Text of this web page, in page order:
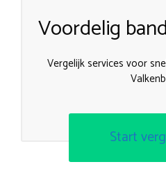
Voordelig
Vergelijk services voor
Start